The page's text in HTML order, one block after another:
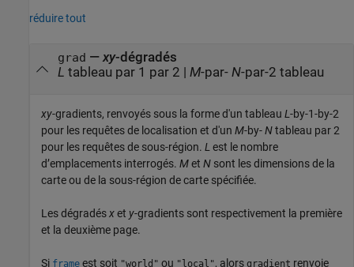
réduire tout
grad — xy-dégradés
L tableau par 1 par 2 | M-par- N-par-2 tableau
xy-gradients, renvoyés sous la forme d'un tableau L-by-1-by-2
pour les requêtes de localisation et d'un M-by-Ntableau par 2
pour les requêtes de sous-région. L est le nombre
d’emplacements interrogés. Met N sont les dimensions de la
carte ou de la sous-région de carte spécifiée.
Les dégradésxet y-gradients sont respectivement la première
et la deuxième page.
Si frame est soit "world" ou "local", alors gradient renvoie